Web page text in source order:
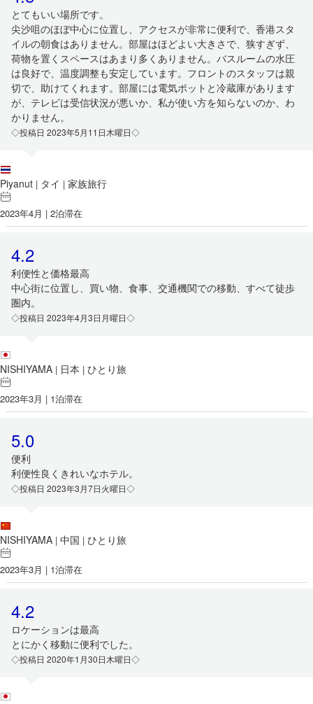
とてもいい場所です。
尖沙咀のほぼ中心に位置し、アクセスが非常に便利で、香港スタ
イルの朝食はありません。部屋はほどよい大きさで、狭すぎず、
荷物を置くスペースはあまり多くありません。バスルームの水圧
は良好で、温度調整も安定しています。フロントのスタッフは親
切で、助けてくれます。部屋には電気ポットと冷蔵庫があります
が、テレビは受信状況が悪いか、私が使い方を知らないのか、わ
かりません。
◇投稿日 2023年5月11日木曜日◇
Piyanut | タイ | 家族旅行
2023年4月 | 2泊滞在
4.2
利便性と価格最高
中心街に位置し、買い物、食事、交通機関での移動、すべて徒歩
圏内。
◇投稿日 2023年4月3日月曜日◇
NISHIYAMA | 日本 | ひとり旅
2023年3月 | 1泊滞在
5.0
便利
利便性良くきれいなホテル。
◇投稿日 2023年3月7日火曜日◇
NISHIYAMA | 中国 | ひとり旅
2023年3月 | 1泊滞在
4.2
ロケーションは最高
とにかく移動に便利でした。
◇投稿日 2020年1月30日木曜日◇